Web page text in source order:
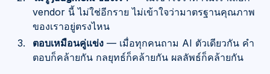
vendor นี้ ไม่ใช่อีกราย ไม่เข้าใจว่ามาตรฐานคุณภาพ
ของเราอยู่ตรงไหน
ตอบเหมือนคู่แข่ง — เมื่อทุกคนถาม AI ตัวเดียวกัน คำ
ตอบก็คล้ายกัน กลยุทธ์ก็คล้ายกัน ผลลัพธ์ก็คล้ายกัน